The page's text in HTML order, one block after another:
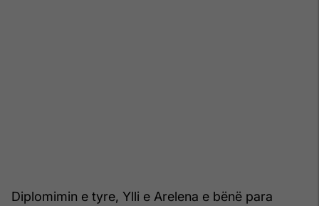
Diplomimin e tyre, Ylli e Arelena e bënë para